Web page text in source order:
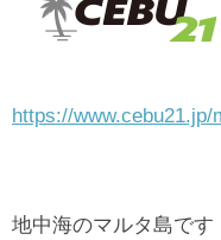
https://www.cebu21.jp/
地中海のマルタ島で